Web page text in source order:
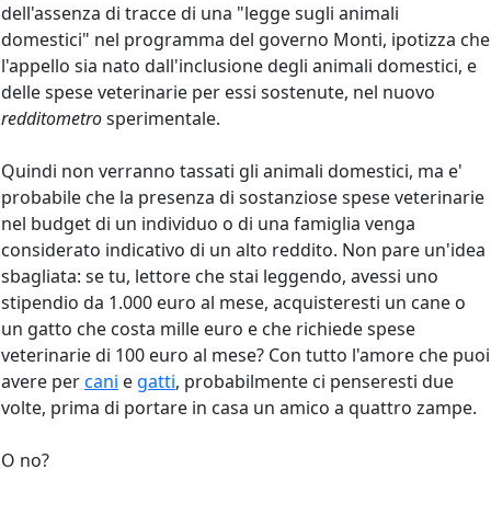
dell'assenza di tracce di una "legge sugli animali
domestici" nel programma del governo Monti, ipotizza che
l'appello sia nato dall'inclusione degli animali domestici, e
delle spese veterinarie per essi sostenute, nel nuovo
redditometrosperimentale.
Quindi non verranno tassati gli animali domestici, ma e'
probabile che la presenza di sostanziose spese veterinarie
nel budget di un individuo o di una famiglia venga
considerato indicativo di un alto reddito. Non pare un'idea
sbagliata: se tu, lettore che stai leggendo, avessi uno
stipendio da 1.000 euro al mese, acquisteresti un cane o
un gatto che costa mille euro e che richiede spese
veterinarie di 100 euro al mese? Con tutto l'amore che puoi
avere percani e gatti, probabilmente ci penseresti due
volte, prima di portare in casa un amico a quattro zampe.
O no?